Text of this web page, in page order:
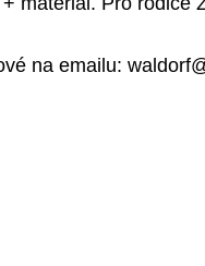
na emailu: